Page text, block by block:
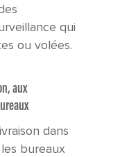
qui
ou volées.
aux
dans
bureaux